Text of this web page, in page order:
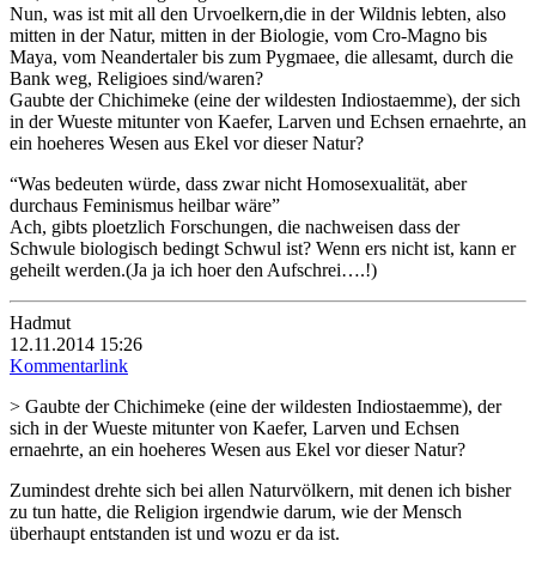
Nun, was ist mit all den Urvoelkern,die in der Wildnis lebten, also
mitten in der Natur, mitten in der Biologie, vom Cro-Magno bis
Maya, vom Neandertaler bis zum Pygmaee, die allesamt, durch die
Bank weg, Religioes sind/waren?
Gaubte der Chichimeke (eine der wildesten Indiostaemme), der sich
in der Wueste mitunter von Kaefer, Larven und Echsen ernaehrte, an
ein hoeheres Wesen aus Ekel vor dieser Natur?
“Was bedeuten würde, dass zwar nicht Homosexualität, aber
durchaus Feminismus heilbar wäre”
Ach, gibts ploetzlich Forschungen, die nachweisen dass der
Schwule biologisch bedingt Schwul ist? Wenn ers nicht ist, kann er
geheilt werden.(Ja ja ich hoer den Aufschrei….!)
Hadmut
12.11.2014 15:26
Kommentarlink
> Gaubte der Chichimeke (eine der wildesten Indiostaemme), der
sich in der Wueste mitunter von Kaefer, Larven und Echsen
ernaehrte, an ein hoeheres Wesen aus Ekel vor dieser Natur?
Zumindest drehte sich bei allen Naturvölkern, mit denen ich bisher
zu tun hatte, die Religion irgendwie darum, wie der Mensch
überhaupt entstanden ist und wozu er da ist.